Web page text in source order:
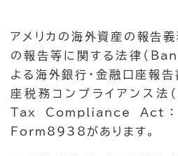
アメリカの海外資産の報告義
の報告等に関する法律（
よる海外銀行・金融口座報告
座税務コンプライアンス
Tax Compliance Act：
Form8938があります。